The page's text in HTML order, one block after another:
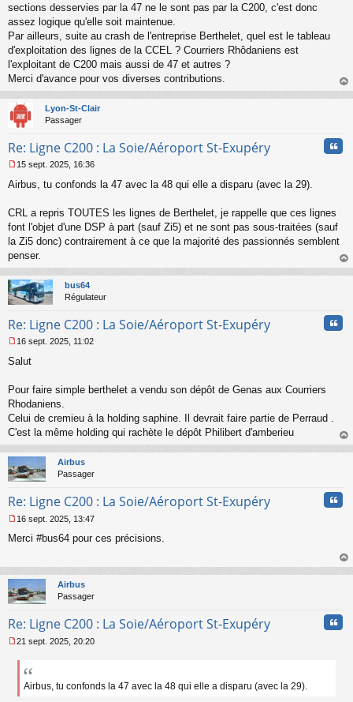
o
u
sections desservies par la 47 ne le sont pas par la C200, c'est donc
assez logique qu'elle soit maintenue.
Par ailleurs, suite au crash de l'entreprise Berthelet, quel est le tableau
d'exploitation des lignes de la CCEL ? Courriers Rhôdaniens est
l'exploitant de C200 mais aussi de 47 et autres ?
Merci d'avance pour vos diverses contributions.
au
Lyon-St-Clair
Passager
Re: Ligne C200 : La Soie/Aéroport St-Exupéry
e
s
g
e
n
o
n
l
u
15 sept. 2025, 16:36
Airbus, tu confonds la 47 avec la 48 qui elle a disparu (avec la 29).
CRL a repris TOUTES les lignes de Berthelet, je rappelle que ces lignes
font l'objet d'une DSP à part (sauf Zi5) et ne sont pas sous-traitées (sauf
la Zi5 donc) contrairement à ce que la majorité des passionnés semblent
penser.
au
bus64
Régulateur
Re: Ligne C200 : La Soie/Aéroport St-Exupéry
e
s
g
e
n
o
n
l
u
16 sept. 2025, 11:02
Salut
Pour faire simple berthelet a vendu son dépôt de Genas aux Courriers
Rhodaniens.
Celui de cremieu à la holding saphine. Il devrait faire partie de Perraud .
C'est la même holding qui rachète le dépôt Philibert d'amberieu
au
Airbus
Passager
Re: Ligne C200 : La Soie/Aéroport St-Exupéry
e
a
g
e
o
l
16 sept. 2025, 13:47
Merci #bus64 pour ces précisions.
au
Airbus
Passager
Re: Ligne C200 : La Soie/Aéroport St-Exupéry
e
a
21 sept. 2025, 20:20
Airbus, tu confonds la 47 avec la 48 qui elle a disparu (avec la 29).